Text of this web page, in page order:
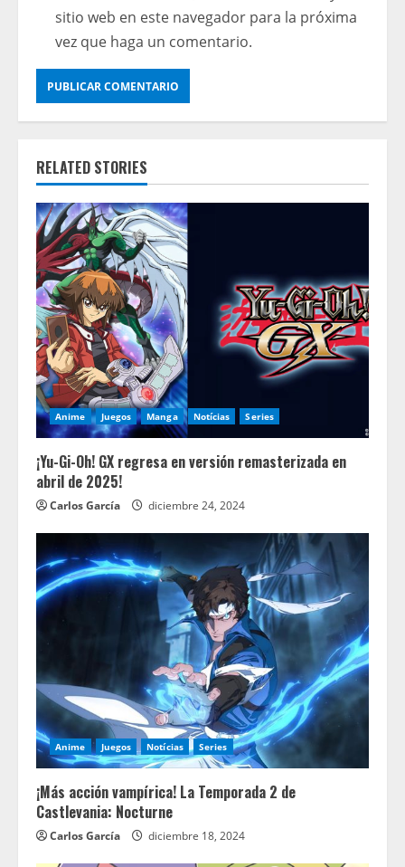
sitio web en este navegador para la próxima
vez que haga un comentario.
RELATED STORIES
Anime Juegos Manga Notícias Series
¡Yu-Gi-Oh! GX regresa en versión remasterizada en
abril de 2025!
Carlos García diciembre 24, 2024
Anime Juegos Notícias Series
¡Más acción vampírica! La Temporada 2 de
Castlevania: Nocturne
Carlos García diciembre 18, 2024